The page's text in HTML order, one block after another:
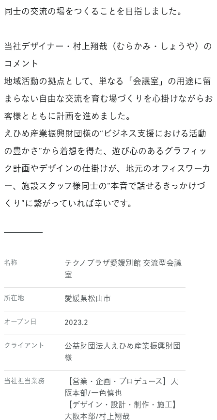
同士の交流の場をつくることを目指しました。
当社デザイナー・村上翔哉（むらかみ・しょうや）の
コメント
地域活動の拠点として、単なる「会議室」の用途に留
まらない自由な交流を育む場づくりを心掛けながらお
客様とともに計画を進めました。
えひめ産業振興財団様の“ビジネス支援における活動
の豊かさ”から着想を得た、遊び心のあるグラフィッ
ク計画やデザインの仕掛けが、地元のオフィスワーカ
ー、施設スタッフ様同士の“本音で話せるきっかけづ
くり”に繋がっていれば幸いです。
名称
テクノプラザ愛媛別館 交流型会議
室
所在地 愛媛県松山市
オープン日 2023.2
クライアント
公益財団法人えひめ産業振興財団
様
当社担当業務
【営業・企画・プロデュース】大
阪本部/一色慎也
【デザイン・設計・制作・施工】
大阪本部/村上翔哉